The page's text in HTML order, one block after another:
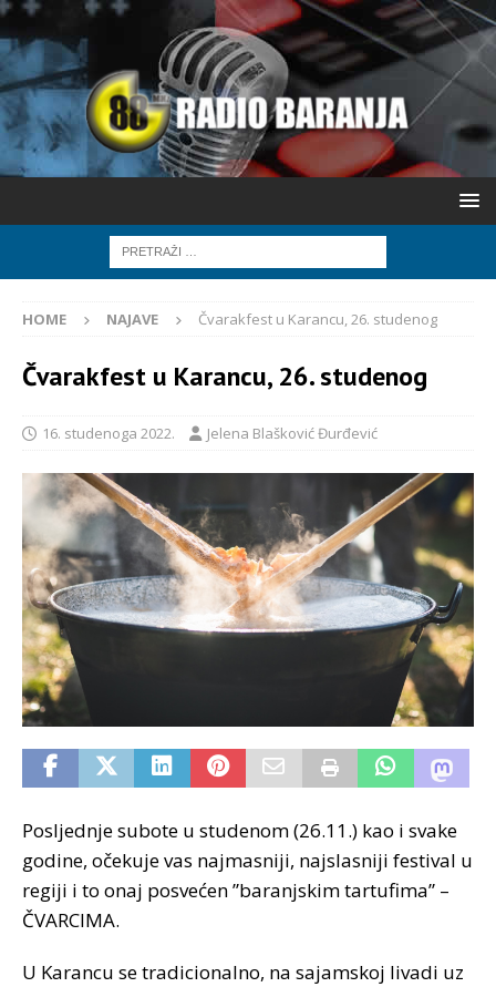
HOME NAJAVE Čvarakfest u Karancu, 26. studenog
Čvarakfest u Karancu, 26. studenog
16. studenoga 2022. Jelena Blašković Đurđević
Posljednje subote u studenom (26.11.) kao i svake
godine, očekuje vas najmasniji, najslasniji festival u
regiji i to onaj posvećen ”baranjskim tartufima” –
ČVARCIMA.
U Karancu se tradicionalno, na sajamskoj livadi uz